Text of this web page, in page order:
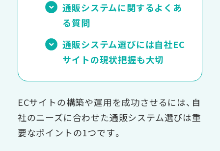
通販システムに関するよくあ
る質問
通販システム選びには自社EC
サイトの現状把握も大切
ECサイトの構築や運用を成功させるには、自
社のニーズに合わせた通販システム選びは重
要なポイントの1つです。